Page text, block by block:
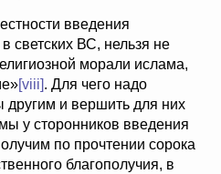
введения
светских ВС, нельзя не
морали ислама,
[viii]. Для чего надо
другим и вершить для них
у сторонников введения
по прочтении сорока
благополучия, в